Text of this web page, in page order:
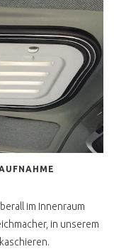
im Innenraum
in unserem